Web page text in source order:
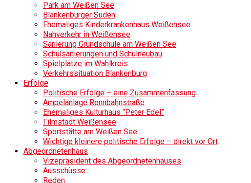
Park am Weißen See
Blankenburger Süden
Ehemaliges Kinderkrankenhaus Weißensee
Nahverkehr in Weißensee
Sanierung Grundschule am Weißen See
Schulsanierungen und Schulneubau
Spielplätze im Wahlkreis
Verkehrssituation Blankenburg
Erfolge
Politische Erfolge – eine Zusammenfassung
Ampelanlage Rennbahnstraße
Ehemaliges Kulturhaus “Peter Edel”
Filmstadt Weißensee
Sportstätte am Weißen See
Wichtige kleinere politische Erfolge – direkt vor Ort
Abgeordnetenhaus
Vizepräsident des Abgeordnetenhauses
Ausschüsse
Reden